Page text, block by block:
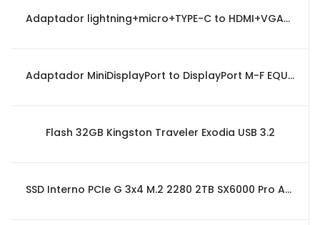
Adaptador lightning+micro+TYPE-C to HDMI+VGA+audio adapter ONTEN
Adaptador MiniDisplayPort to DisplayPort M-F EQUIP
Flash 32GB Kingston Traveler Exodia USB 3.2
SSD Interno PCIe G 3x4 M.2 2280 2TB SX6000 Pro ADATA